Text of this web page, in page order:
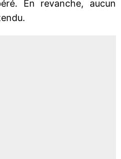
En revanche, aucun